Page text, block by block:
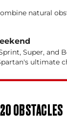
natural
Super, and
ultimate
OBSTACLES